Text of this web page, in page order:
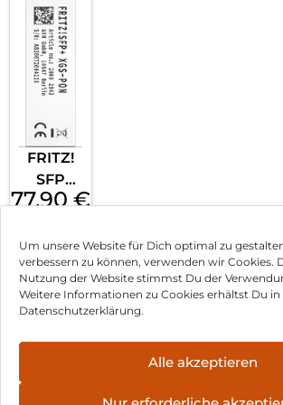
Um unsere Website für Dich optimal zu
verbessern zu können, verwenden wir Cookies.
Nutzung der Website stimmst Du der
Weitere Informationen zu Cookies erhältst Du in
Datenschutzerklärung.
Alle akzeptieren
FRITZ!
SFP
XGS-
Silber
77,90€
Mehr
erfahren
Können wir Dir behilflich